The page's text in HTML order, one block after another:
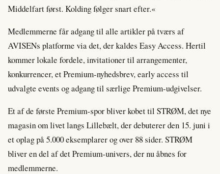
Middelfart først. Kolding følger snart efter.«
Medlemmerne får adgang til alle artikler på tværs af
AVISENs platforme via det, der kaldes Easy Access. Hertil
kommer lokale fordele, invitationer til arrangementer,
konkurrencer, et Premium-nyhedsbrev, early access til
udvalgte events og adgang til særlige Premium-udgivelser.
Et af de første Premium-spor bliver kobet til STRØM, det nye
magasin om livet langs Lillebælt, der debuterer den 15. juni i
et oplag på 5.000 eksemplarer og over 88 sider. STRØM
bliver en del af det Premium-univers, der nu åbnes for
medlemmerne.